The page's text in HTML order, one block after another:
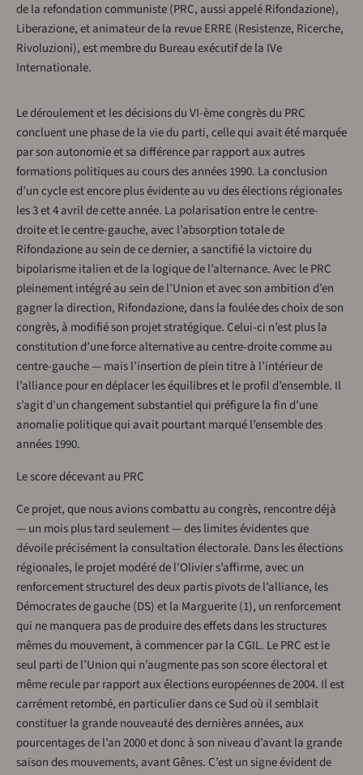
de la refondation communiste (PRC, aussi appelé Rifondazione),
Liberazione, et animateur de la revue ERRE (Resistenze, Ricerche,
Rivoluzioni), est membre du Bureau exécutif de la IVe
Internationale.
Le déroulement et les décisions du VI-ème congrès du PRC
concluent une phase de la vie du parti, celle qui avait été marquée
par son autonomie et sa différence par rapport aux autres
formations politiques au cours des années 1990. La conclusion
d’un cycle est encore plus évidente au vu des élections régionales
les 3 et 4 avril de cette année. La polarisation entre le centre-
droite et le centre-gauche, avec l’absorption totale de
Rifondazione au sein de ce dernier, a sanctifié la victoire du
bipolarisme italien et de la logique de l’alternance. Avec le PRC
pleinement intégré au sein de l’Union et avec son ambition d’en
gagner la direction, Rifondazione, dans la foulée des choix de son
congrès, à modifié son projet stratégique. Celui-ci n’est plus la
constitution d’une force alternative au centre-droite comme au
centre-gauche — mais l’insertion de plein titre à l’intérieur de
l’alliance pour en déplacer les équilibres et le profil d’ensemble. Il
s’agit d’un changement substantiel qui préfigure la fin d’une
anomalie politique qui avait pourtant marqué l’ensemble des
années 1990.
Le score décevant au PRC
Ce projet, que nous avions combattu au congrès, rencontre déjà
— un mois plus tard seulement — des limites évidentes que
dévoile précisément la consultation électorale. Dans les élections
régionales, le projet modéré de l’Olivier s’affirme, avec un
renforcement structurel des deux partis pivots de l’alliance, les
Démocrates de gauche (DS) et la Marguerite (1), un renforcement
qui ne manquera pas de produire des effets dans les structures
mêmes du mouvement, à commencer par la CGIL. Le PRC est le
seul parti de l’Union qui n’augmente pas son score électoral et
même recule par rapport aux élections européennes de 2004. Il est
carrément retombé, en particulier dans ce Sud où il semblait
constituer la grande nouveauté des dernières années, aux
pourcentages de l’an 2000 et donc à son niveau d’avant la grande
saison des mouvements, avant Gênes. C’est un signe évident de